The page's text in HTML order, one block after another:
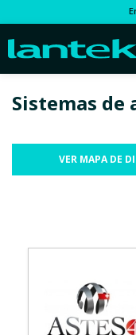
Sistemas
VER MAPA DE